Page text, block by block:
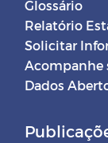
Glossário
Relatório
Solicitar
Acompanhe
Dados